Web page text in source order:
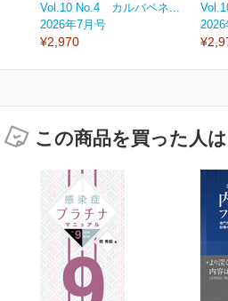
Vol.10 No.4 カルバペネ...
2026年7月号
¥2,970
この商品を買った人